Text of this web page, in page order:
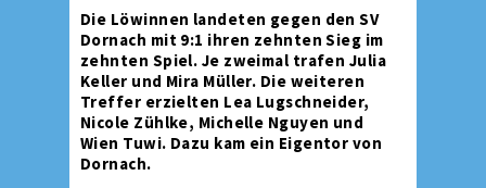
Die Löwinnen landeten gegen den SV
Dornach mit 9:1 ihren zehnten Sieg im
zehnten Spiel. Je zweimal trafen Julia
Keller und Mira Müller. Die weiteren
Treffer erzielten Lea Lugschneider,
Nicole Zühlke, Michelle Nguyen und
Wien Tuwi. Dazu kam ein Eigentor von
Dornach.